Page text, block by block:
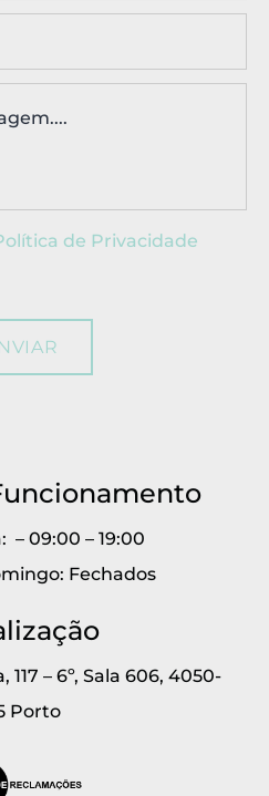
de Privacidade
– 09:00 – 19:00
Fechados
– 6º, Sala 606, 4050-
Porto